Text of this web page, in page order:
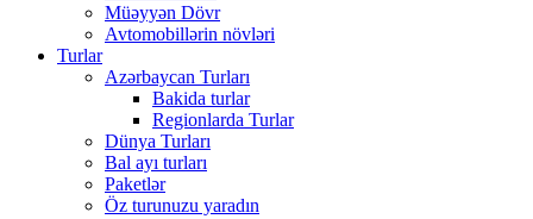
Müəyyən Dövr
Avtomobillərin növləri
Turlar
Azərbaycan Turları
Bakida turlar
Regionlarda Turlar
Dünya Turları
Bal ayı turları
Paketlər
Öz turunuzu yaradın